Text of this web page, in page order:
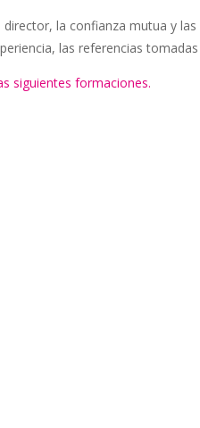
la confianza mutua y
las referencias
siguientes formaciones.